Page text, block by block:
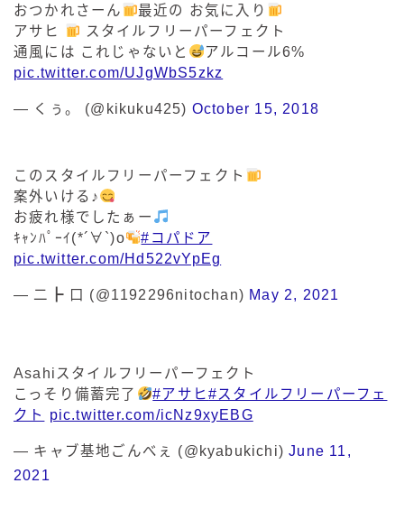
おつかれさーん
最近の お気に入り
アサヒ
スタイルフリーパーフェクト
通風には これじゃないと
アルコール6%
pic.twitter.com/UJgWbS5zkz
— くぅ。 (@kikuku425) October 15, 2018
このスタイルフリーパーフェクト
案外いける♪
お疲れ様でしたぁー
ｷｬﾝﾊﾟｰｲ(*´∀`)o
#コパドア
pic.twitter.com/Hd522vYpEg
— 二┣ 口 (@1192296nitochan) May 2, 2021
Asahiスタイルフリーパーフェクト
こっそり備蓄完了
#アサヒ#スタイルフリーパーフェ
クト
pic.twitter.com/icNz9xyEBG
— キャブ基地ごんべぇ (@kyabukichi)June 11,
2021